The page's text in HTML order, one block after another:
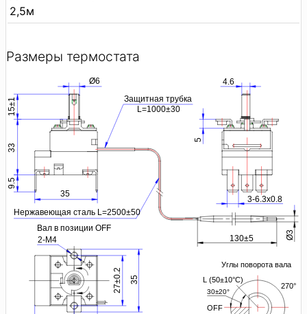
2,5м
Размеры термостата